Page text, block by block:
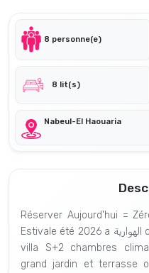
8 personne(e)
8 lit(s)
Nabeul-El Haouaria
Réserver Aujourd'hui =
Estivale été 2026 a الهوارية cap Bon 🇹🇳 🏄🤽🪂⛵ A louer
villa S+2 chambres
grand jardin et terrasse